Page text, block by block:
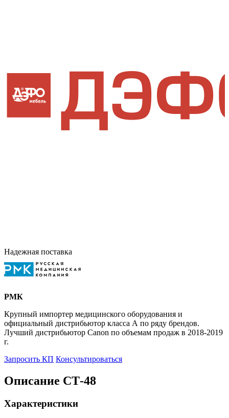
Надежная поставка
РМК
Крупный импортер медицинского оборудования и
официальный дистрибьютор класса А по ряду брендов.
Лучший дистрибьютор Canon по объемам продаж в 2018-2019
г.
Запросить КП Консультироваться
Описание СТ-48
Характеристики